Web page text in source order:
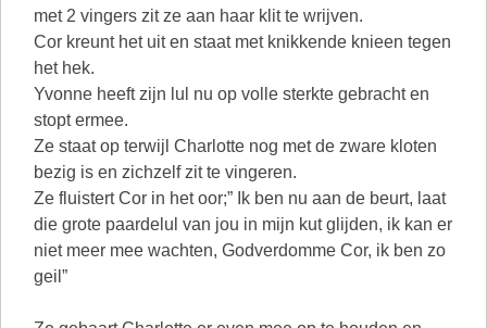
met 2 vingers zit ze aan haar klit te wrijven.
Cor kreunt het uit en staat met knikkende knieen tegen
het hek.
Yvonne heeft zijn lul nu op volle sterkte gebracht en
stopt ermee.
Ze staat op terwijl Charlotte nog met de zware kloten
bezig is en zichzelf zit te vingeren.
Ze fluistert Cor in het oor;” Ik ben nu aan de beurt, laat
die grote paardelul van jou in mijn kut glijden, ik kan er
niet meer mee wachten, Godverdomme Cor, ik ben zo
geil”